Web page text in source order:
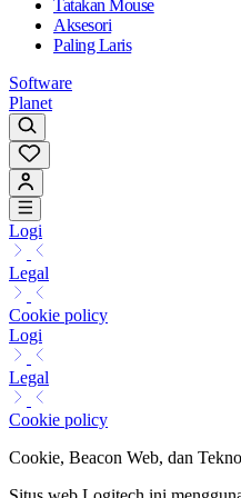
Tatakan Mouse
Aksesori
Paling Laris
Software
Planet
Logi
Legal
Cookie policy
Logi
Legal
Cookie policy
Cookie, Beacon Web, dan